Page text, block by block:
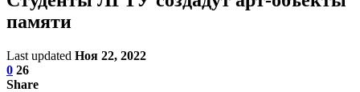
памяти
Last updated Ноя 22, 2022
0 26
Share